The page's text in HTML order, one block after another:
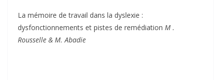
La mémoire de travail dans la dyslexie :
dysfonctionnements et pistes de remédiation M .
Rousselle & M. Abadie